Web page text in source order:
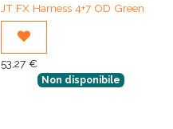
JT FX Harness 4+7 OD Green
53,27€
Non disponibile